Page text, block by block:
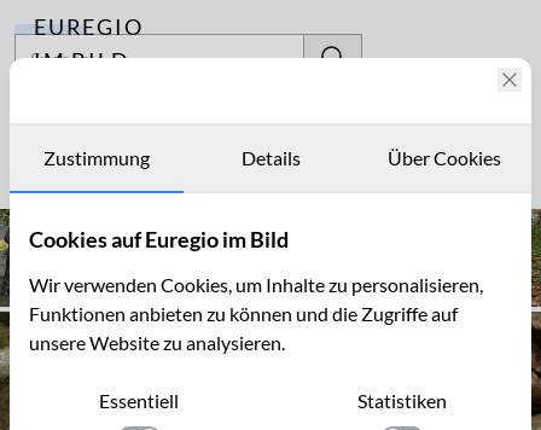
EUREGIO
IM BILD
Archiv
Kontakt
Archiv
Zustimmung Details Über Cookies
Cookies auf Euregio im Bild
Wir verwenden Cookies, um Inhalte zu personalisieren,
Funktionen anbieten zu können und die Zugriffe auf
unsere Website zu analysieren.
Essentiell
Statistiken